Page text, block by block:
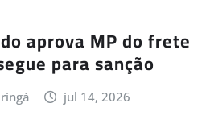
aprova MP do frete
para sanção
jul 14, 2026